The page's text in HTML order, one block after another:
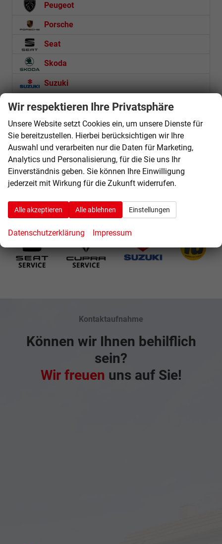
Peugeot
Porsche
Seat
Skoda
Suzuki
Toyota
Volkswagen
Weitere
Weitere Fahrzeugangebote
Kontaktaufnahme
Können wir Ihnen behilflich
sein?
Wir freuen uns auf Sie!
Wir respektieren Ihre Privatsphäre
Unsere Website setzt Cookies ein, um unsere Dienste für
Sie bereitzustellen. Hierbei berücksichtigen wir Ihre
Auswahl und verarbeiten nur die Daten für Marketing,
Analytics und Personalisierung, für die Sie uns Ihr
Einverständnis geben. Sie können Ihre Einwilligung
jederzeit mit Wirkung für die Zukunft widerrufen.
Alle akzeptieren Alle ablehnen Einstellungen
Datenschutzerklärung Impressum